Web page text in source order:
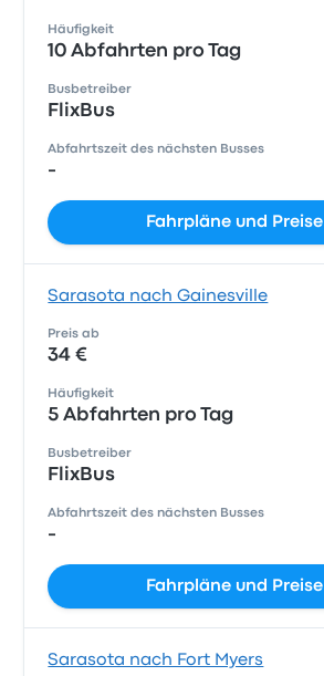
Häufigkeit
10 Abfahrten pro Tag
Busbetreiber
FlixBus
Abfahrtszeit des nächsten Busses
-
Fahrpläne und Preise
Sarasota nach Gainesville
Preis ab
34 €
Häufigkeit
5 Abfahrten pro Tag
Busbetreiber
FlixBus
Abfahrtszeit des nächsten Busses
-
Fahrpläne und Preise
Sarasota nach Fort Myers